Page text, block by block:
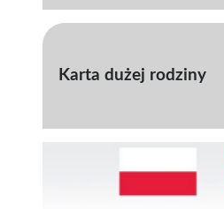
Karta dużej rodziny